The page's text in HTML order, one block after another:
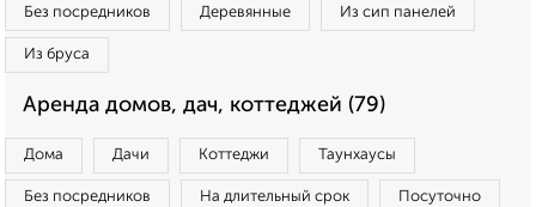
Без посредников Деревянные Из сип панелей
Из бруса
Аренда домов, дач, коттеджей (79)
Дома Дачи Коттеджи Таунхаусы
Без посредников На длительный срок Посуточно